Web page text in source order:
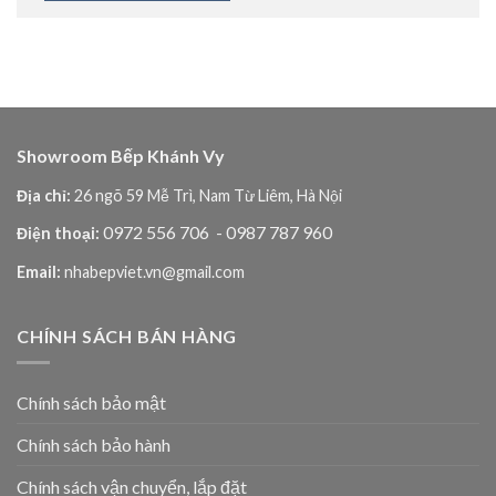
Showroom Bếp Khánh Vy
Địa chỉ: 26 ngõ 59 Mễ Trì, Nam Từ Liêm, Hà Nội
Điện thoại: 0972 556 706 - 0987 787 960
Email: nhabepviet.vn@gmail.com
CHÍNH SÁCH BÁN HÀNG
Chính sách bảo mật
Chính sách bảo hành
Chính sách vận chuyển, lắp đặt